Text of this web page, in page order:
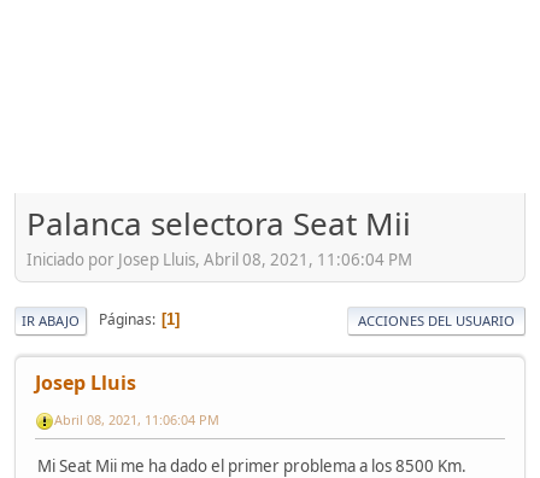
Palanca selectora Seat Mii
Iniciado por Josep Lluis, Abril 08, 2021, 11:06:04 PM
IR ABAJO Páginas 1 ACCIONES DEL USUARIO
Josep Lluis
Abril 08, 2021, 11:06:04 PM
Mi Seat Mii me ha dado el primer problema a los 8500 Km.